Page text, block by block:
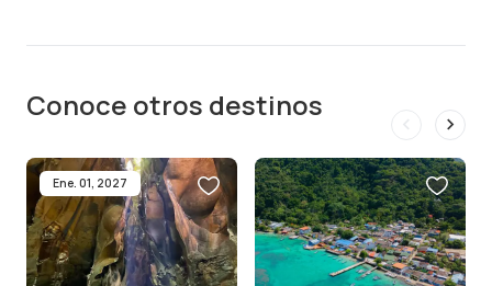
Conoce otros destinos
Ene. 01, 2027